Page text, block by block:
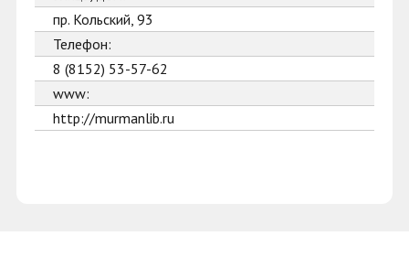
пр. Кольский, 93
Телефон:
8 (8152) 53-57-62
www:
http://murmanlib.ru